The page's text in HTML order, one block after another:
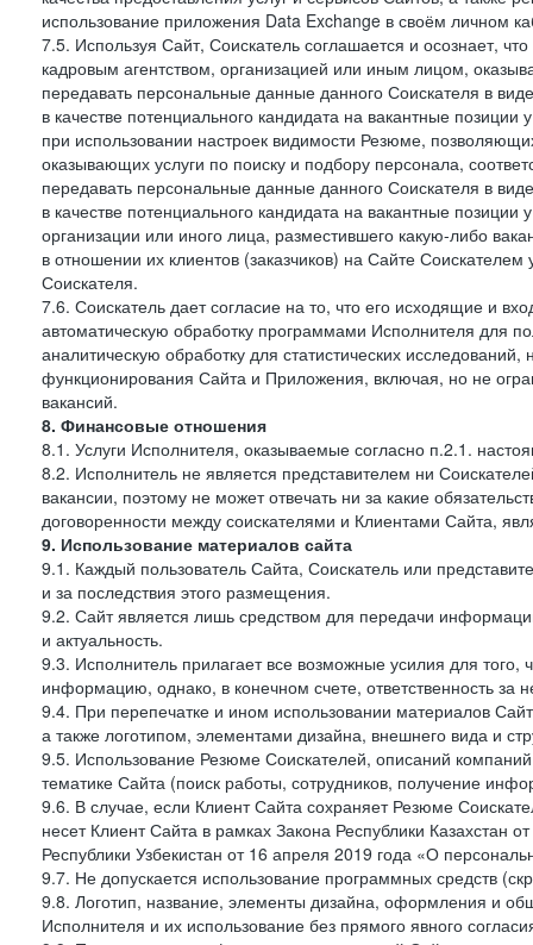
использование приложения Data Exchange в своём личном
7.5. Используя Сайт, Соискатель соглашается и осознает,
кадровым агентством, организацией или иным лицом,
передавать персональные данные данного Соискателя в
в качестве потенциального кандидата на вакантные позиции
при использовании настроек видимости Резюме,
оказывающих услуги по поиску и подбору персонала,
передавать персональные данные данного Соискателя в
в качестве потенциального кандидата на вакантные позиции
организации или иного лица, разместившего какую-либо
в отношении их клиентов (заказчиков) на Сайте
Соискателя.
7.6. Соискатель дает согласие на то, что его исходящие и
автоматическую обработку программами Исполнителя для
аналитическую обработку для статистических
функционирования Сайта и Приложения, включая, но не
вакансий.
8. Финансовые отношения
8.1. Услуги Исполнителя, оказываемые согласно п.2.1.
8.2. Исполнитель не является представителем ни
вакансии, поэтому не может отвечать ни за какие
договоренности между соискателями и Клиентами Сайта,
9. Использование материалов сайта
9.1. Каждый пользователь Сайта, Соискатель или
и за последствия этого размещения.
9.2. Сайт является лишь средством для передачи
и актуальность.
9.3. Исполнитель прилагает все возможные усилия для
информацию, однако, в конечном счете, ответственность за
9.4. При перепечатке и ином использовании материалов
а также логотипом, элементами дизайна, внешнего вида и
9.5. Использование Резюме Соискателей, описаний
тематике Сайта (поиск работы, сотрудников, получение
9.6. В случае, если Клиент Сайта сохраняет Резюме
несет Клиент Сайта в рамках Закона Республики
Республики Узбекистан от 16 апреля 2019 года «О
9.7. Не допускается использование программных средств
9.8. Логотип, название, элементы дизайна, оформления и
Исполнителя и их использование без прямого явного